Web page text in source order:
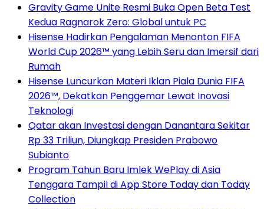
Gravity Game Unite Resmi Buka Open Beta Test
Kedua Ragnarok Zero: Global untuk PC
Hisense Hadirkan Pengalaman Menonton FIFA
World Cup 2026™ yang Lebih Seru dan Imersif dari
Rumah
Hisense Luncurkan Materi Iklan Piala Dunia FIFA
2026™, Dekatkan Penggemar Lewat Inovasi
Teknologi
Qatar akan Investasi dengan Danantara Sekitar
Rp 33 Triliun, Diungkap Presiden Prabowo
Subianto
Program Tahun Baru Imlek WePlay di Asia
Tenggara Tampil di App Store Today dan Today
Collection